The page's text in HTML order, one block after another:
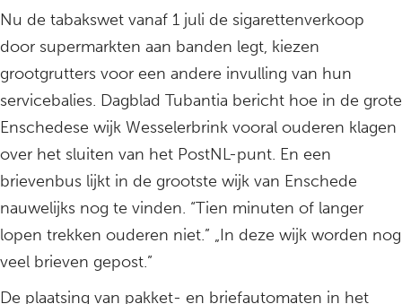
Nu de tabakswet vanaf 1 juli de sigarettenverkoop
door supermarkten aan banden legt, kiezen
grootgrutters voor een andere invulling van hun
servicebalies. Dagblad Tubantia bericht hoe in de grote
Enschedese wijk Wesselerbrink vooral ouderen klagen
over het sluiten van het PostNL-punt. En een
brievenbus lijkt in de grootste wijk van Enschede
nauwelijks nog te vinden. “Tien minuten of langer
lopen trekken ouderen niet.” „In deze wijk worden nog
veel brieven gepost.”
De plaatsing van pakket- en briefautomaten in het